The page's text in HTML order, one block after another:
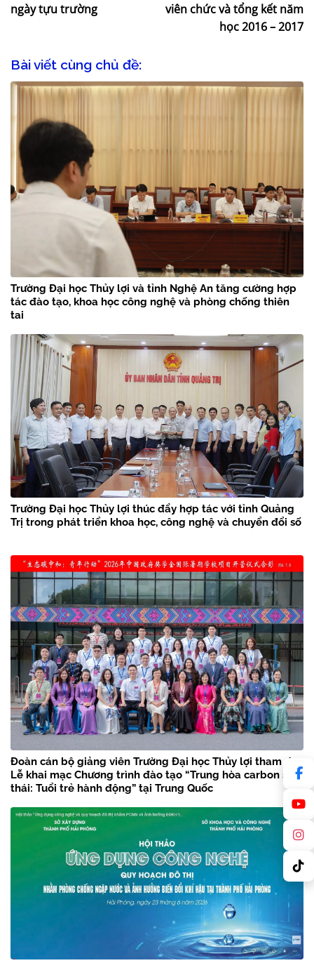
ngày tựu trường
viên chức và tổng kết năm
học 2016 – 2017
Bài viết cùng chủ đề:
Trường Đại học Thủy lợi và tỉnh Nghệ An tăng cường hợp
tác đào tạo, khoa học công nghệ và phòng chống thiên
tai
Trường Đại học Thủy lợi thúc đẩy hợp tác với tỉnh Quảng
Trị trong phát triển khoa học, công nghệ và chuyển đổi số
Đoàn cán bộ giảng viên Trường Đại học Thủy lợi tham dự
Lễ khai mạc Chương trình đào tạo “Trung hòa carbon sinh
thái: Tuổi trẻ hành động” tại Trung Quốc